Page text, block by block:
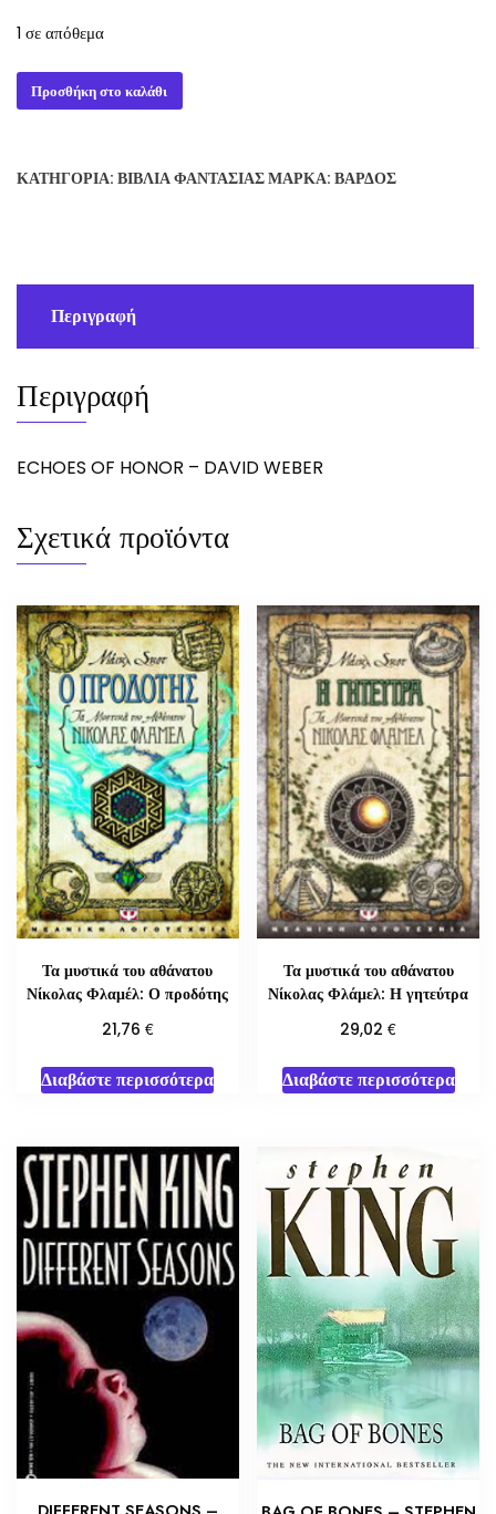
1 σε απόθεμα
ECHOES
OF
DAVID
Προσθήκη στο καλάθι
ΚΑΤΗΓΟΡΊΑ: ΒΙΒΛΊΑ ΦΑΝΤΑΣΊΑΣΜΆΡΚΑ: ΒΆΡΔΟΣ
Περιγραφή
Περιγραφή
ECHOES OF HONOR – DAVID WEBER
Σχετικά προϊόντα
Τα μυστικά του αθάνατου
Νίκολας Φλαμέλ: Ο προδότης
21,76 €
Διαβάστε περισσότερα
Τα μυστικά του αθάνατου
Νίκολας Φλάμελ: Η γητεύτρα
29,02€
Διαβάστε περισσότερα